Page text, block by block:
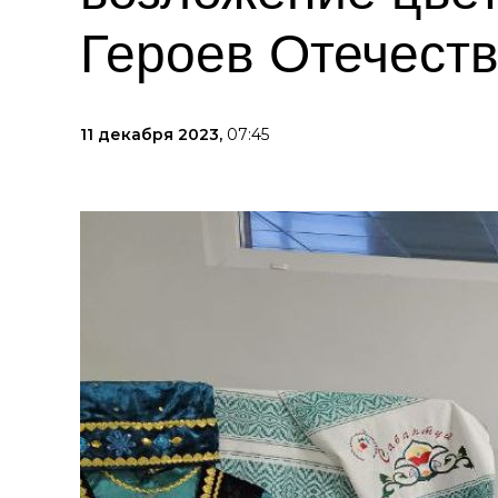
Героев
11 декабря 2023, 07:45